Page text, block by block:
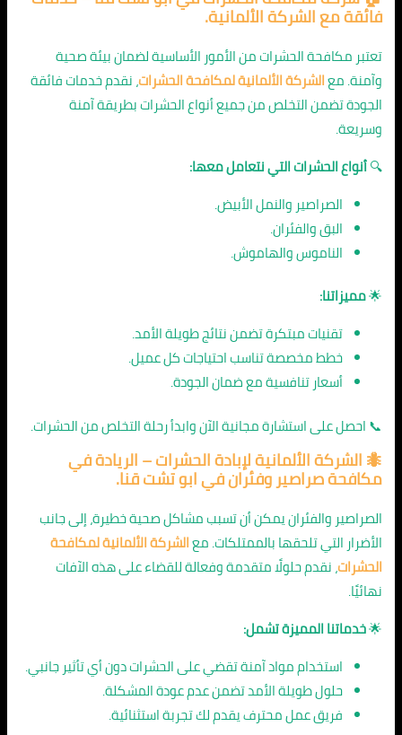
فائقة مع الشركة الألمانية.
تعتبر مكافحة الحشرات من الأمور الأساسية لضمان بيئة صحية
وآمنة. معالشركة الألمانية لمكافحة الحشرات، نقدم خدمات فائقة
الجودة تضمن التخلص من جميع أنواع الحشرات بطريقة آمنة
وسريعة.
🔍أنواع الحشرات التي نتعامل معها:
الصراصير والنمل الأبيض.
البق والفئران.
الناموس والهاموش.
🌟مميزاتنا:
تقنيات مبتكرة تضمن نتائج طويلة الأمد.
خطط مخصصة تناسب احتياجات كل عميل.
أسعار تنافسية مع ضمان الجودة.
📞 احصل على استشارة مجانية الآن وابدأ رحلة التخلص من الحشرات.
🐜الشركة الألمانية لإبادة الحشرات– الريادة في
مكافحة صراصير وفئران في ابو تشت قنا.
الصراصير والفئران يمكن أن تسبب مشاكل صحية خطيرة، إلى جانب
الأضرار التي تلحقها بالممتلكات. معالشركة الألمانية لمكافحة
الحشرات، نقدم حلولًا متقدمة وفعالة للقضاء على هذه الآفات
نهائيًا.
🌟خدماتنا المميزة تشمل:
استخدام مواد آمنة تقضي على الحشرات دون أي تأثير جانبي.
حلول طويلة الأمد تضمن عدم عودة المشكلة.
فريق عمل محترف يقدم لك تجربة استثنائية.